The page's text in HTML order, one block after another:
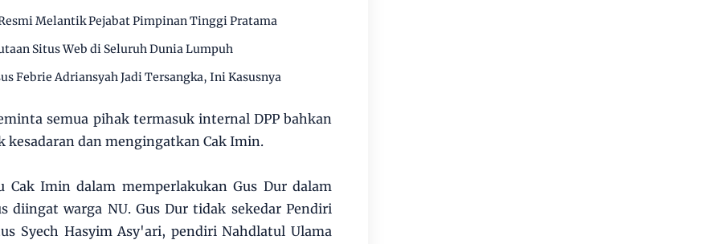
Melantik Pejabat Pimpinan Tinggi Pratama
Situs Web di Seluruh Dunia Lumpuh
Febrie Adriansyah Jadi Tersangka, Ini Kasusnya
semua pihak termasuk internal DPP bahkan
kesadaran dan mengingatkan Cak Imin.
Cak Imin dalam memperlakukan Gus Dur dalam
diingat warga NU. Gus Dur tidak sekedar Pendiri
Syech Hasyim Asy'ari, pendiri Nahdlatul Ulama